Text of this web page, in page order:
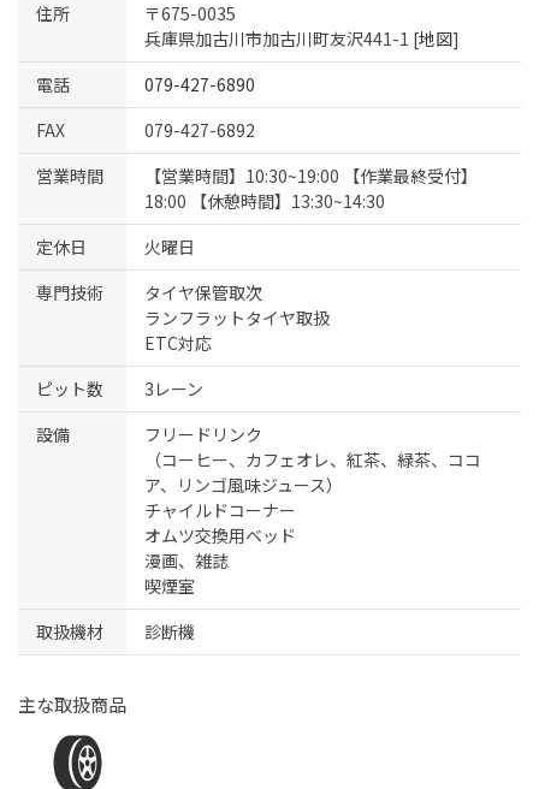
住所
〒675-0035
兵庫県加古川市加古川町友沢441-1 [地図]
電話
079-427-6890
FAX
079-427-6892
営業時間
【営業時間】10:30~19:00 【作業最終受付】
18:00 【休憩時間】13:30~14:30
定休日
火曜日
専門技術
タイヤ保管取次
ランフラットタイヤ取扱
ETC対応
ピット数
3レーン
設備
フリードリンク
（コーヒー、カフェオレ、紅茶、緑茶、ココ
ア、リンゴ風味ジュース）
チャイルドコーナー
オムツ交換用ベッド
漫画、雑誌
喫煙室
取扱機材
診断機
主な取扱商品